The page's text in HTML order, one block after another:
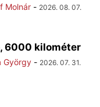
Molnár - 2026. 08. 07.
6000 kilométer
György - 2026. 07. 31.